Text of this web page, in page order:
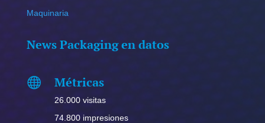
Maquinaria
News Packaging en datos
 Métricas
26.000 visitas
74.800 impresiones